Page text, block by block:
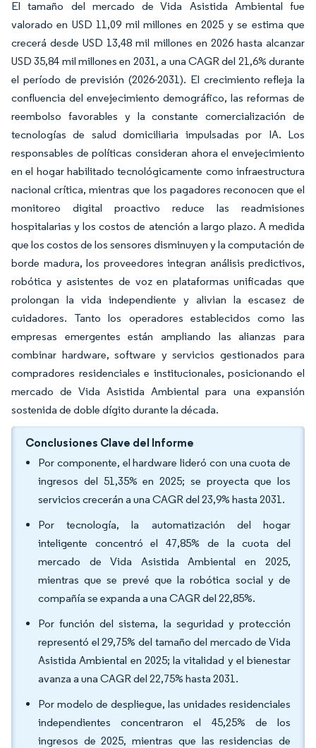
El tamaño del mercado de Vida Asistida Ambiental fue
valorado en USD 11,09 mil millones en 2025 y se estima que
crecerá desde USD 13,48 mil millones en 2026 hasta alcanzar
USD 35,84 mil millones en 2031, a una CAGR del 21,6% durante
el período de previsión (2026-2031). El crecimiento refleja la
confluencia del envejecimiento demográfico, las reformas de
reembolso favorables y la constante comercialización de
tecnologías de salud domiciliaria impulsadas por IA. Los
responsables de políticas consideran ahora el envejecimiento
en el hogar habilitado tecnológicamente como infraestructura
nacional crítica, mientras que los pagadores reconocen que el
monitoreo digital proactivo reduce las readmisiones
hospitalarias y los costos de atención a largo plazo. A medida
que los costos de los sensores disminuyen y la computación de
borde madura, los proveedores integran análisis predictivos,
robótica y asistentes de voz en plataformas unificadas que
prolongan la vida independiente y alivian la escasez de
cuidadores. Tanto los operadores establecidos como las
empresas emergentes están ampliando las alianzas para
combinar hardware, software y servicios gestionados para
compradores residenciales e institucionales, posicionando el
mercado de Vida Asistida Ambiental para una expansión
sostenida de doble dígito durante la década.
Conclusiones Clave del Informe
Por componente, el hardware lideró con una cuota de
ingresos del 51,35% en 2025; se proyecta que los
servicios crecerán a una CAGR del 23,9% hasta 2031.
Por tecnología, la automatización del hogar
inteligente concentró el 47,85% de la cuota del
mercado de Vida Asistida Ambiental en 2025,
mientras que se prevé que la robótica social y de
compañía se expanda a una CAGR del 22,85%.
Por función del sistema, la seguridad y protección
representó el 29,75% del tamaño del mercado de Vida
Asistida Ambiental en 2025; la vitalidad y el bienestar
avanza a una CAGR del 22,75% hasta 2031.
Por modelo de despliegue, las unidades residenciales
independientes concentraron el 45,25% de los
ingresos de 2025, mientras que las residencias de